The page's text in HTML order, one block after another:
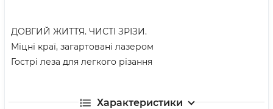
ДОВГИЙ ЖИТТЯ. ЧИСТІ ЗРІЗИ.
Міцні краї, загартовані лазером
Гострі леза для легкого різання
Характеристики